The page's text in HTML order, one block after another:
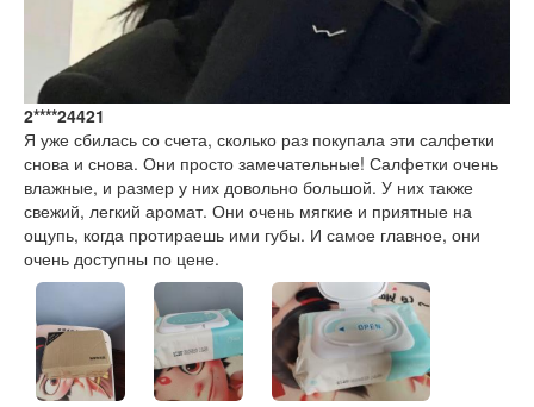
2****24421
Я уже сбилась со счета, сколько раз покупала эти салфетки
снова и снова. Они просто замечательные! Салфетки очень
влажные, и размер у них довольно большой. У них также
свежий, легкий аромат. Они очень мягкие и приятные на
ощупь, когда протираешь ими губы. И самое главное, они
очень доступны по цене.